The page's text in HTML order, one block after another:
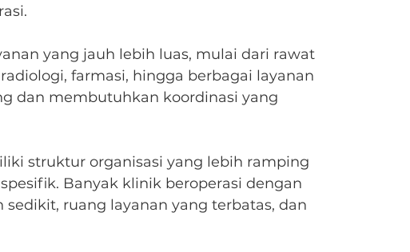
yang jauh lebih luas, mulai dari rawat
farmasi, hingga berbagai layanan
dan membutuhkan koordinasi yang
struktur organisasi yang lebih ramping
Banyak klinik beroperasi dengan
ruang layanan yang terbatas, dan